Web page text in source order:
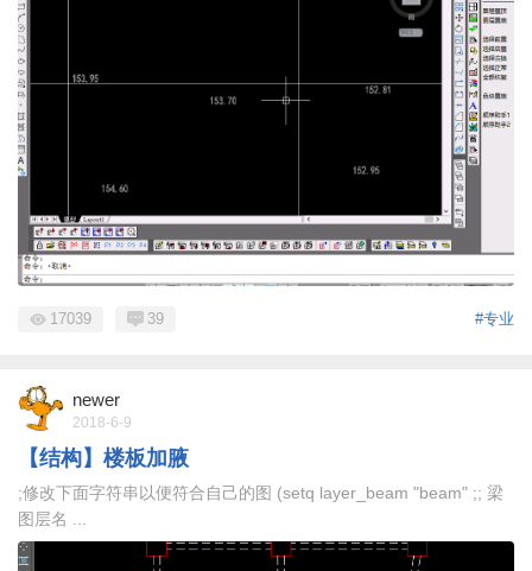
#专业
17039 39
newer
2018-6-9
【结构】楼板加腋
;修改下面字符串以便符合自己的图 (setq layer_beam "beam" ;; 梁
图层名 ...